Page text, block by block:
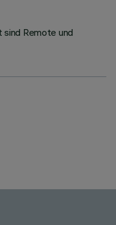
sind Remote und